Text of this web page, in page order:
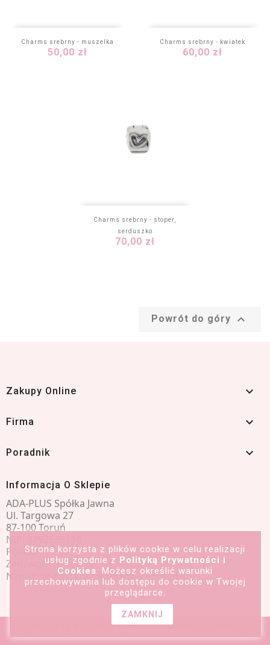
Charms srebrny - muszelka
Cena
50,00 zł
Charms srebrny - kwiatek
Cena
60,00 zł
Charms srebrny - stoper,
serduszko
Cena
70,00 zł
Powrót do góry 
Zakupy Online 
Firma 
Poradnik 
Informacja O Sklepie
ADA-PLUS Spółka Jawna
Ul. Targowa 27
87-100 Toruń
NIP: 8792535116
Poland
Zadzwoń do nas:601 491 066
Napisz do nas:kontakt@adasrebro.pl
Strona korzysta z plików cookie w celu realizacji
usług zgodnie z Polityką Prywatności i
Cookies. Możesz określić warunki
przechowywania lub dostępu do cookie w Twojej
przeglądarce.
ZAMKNIJ